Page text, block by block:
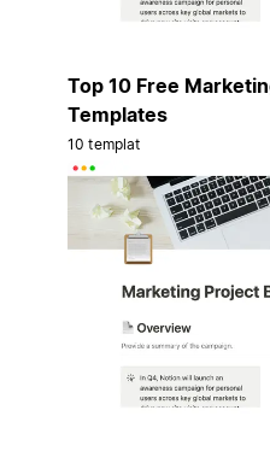
Top 10 Free
Templates
10 templat